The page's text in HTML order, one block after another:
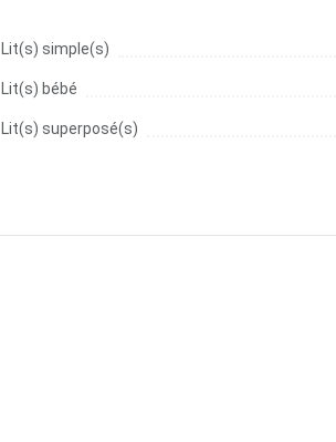
Lit(s) simple(s)
Lit(s) bébé
Lit(s) superposé(s)